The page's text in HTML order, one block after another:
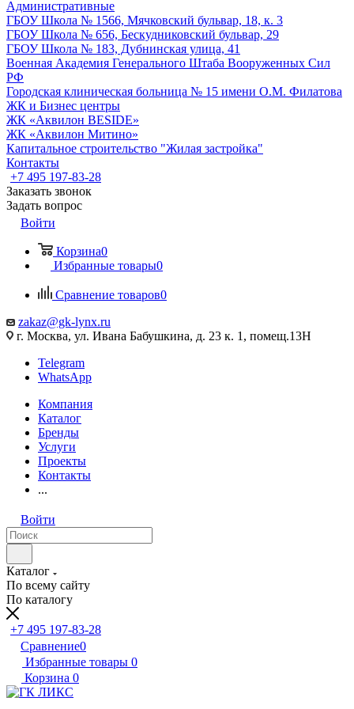
Административные
ГБОУ Школа № 1566, Мячковский бульвар, 18, к. 3
ГБОУ Школа № 656, Бескудниковский бульвар, 29
ГБОУ Школа № 183, Дубнинская улица, 41
Военная Академия Генерального Штаба Вооруженных Сил
РФ
Городская клиническая больница № 15 имени О.М. Филатова
ЖК и Бизнес центры
ЖК «Аквилон BESIDE»
ЖК «Аквилон Митино»
Капитальное строительство "Жилая застройка"
Контакты
+7 495 197-83-28
Заказать звонок
Задать вопрос
Войти
Корзина0
Избранные товары0
Сравнение товаров0
zakaz@gk-lynx.ru
г. Москва, ул. Ивана Бабушкина, д. 23 к. 1, помещ.13Н
Telegram
WhatsApp
Компания
Каталог
Бренды
Услуги
Проекты
Контакты
...
Войти
Каталог
По всему сайту
По каталогу
+7 495 197-83-28
Сравнение0
Избранные товары 0
Корзина 0